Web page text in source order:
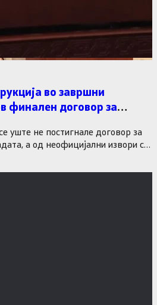
во завршни
финален договор за
уште не постигнале договор за
а од неофицијални извори се